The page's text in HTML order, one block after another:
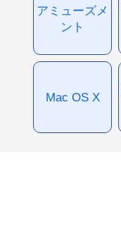
アミューズメ
ント
Mac OS X